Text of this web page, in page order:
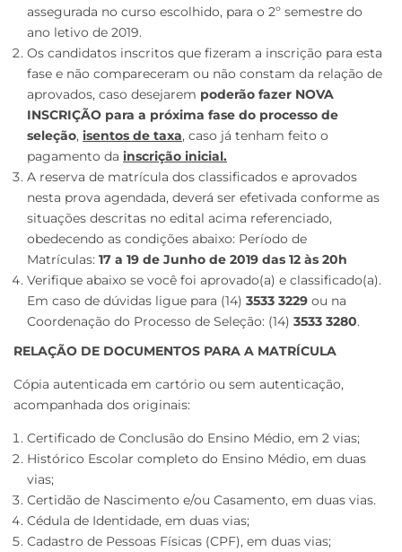
assegurada no curso escolhido, para o 2º semestre do
ano letivo de 2019.
Os candidatos inscritos que fizeram a inscrição para esta
fase e não compareceram ou não constam da relação de
aprovados, caso desejarem poderão fazer NOVA
INSCRIÇÃO para a próxima fase do processo de
seleção, isentos de taxa, caso já tenham feito o
pagamento da inscrição inicial.
A reserva de matrícula dos classificados e aprovados
nesta prova agendada, deverá ser efetivada conforme as
situações descritas no edital acima referenciado,
obedecendo as condições abaixo: Período de
Matrículas: 17 a 19 de Junho de 2019 das 12 às 20h
Verifique abaixo se você foi aprovado(a) e classificado(a).
Em caso de dúvidas ligue para (14) 3533 3229 ou na
Coordenação do Processo de Seleção: (14) 3533 3280.
RELAÇÃO DE DOCUMENTOS PARA A MATRÍCULA
Cópia autenticada em cartório ou sem autenticação,
acompanhada dos originais:
Certificado de Conclusão do Ensino Médio, em 2 vias;
Histórico Escolar completo do Ensino Médio, em duas
vias;
Certidão de Nascimento e/ou Casamento, em duas vias.
Cédula de Identidade, em duas vias;
Cadastro de Pessoas Físicas (CPF), em duas vias;